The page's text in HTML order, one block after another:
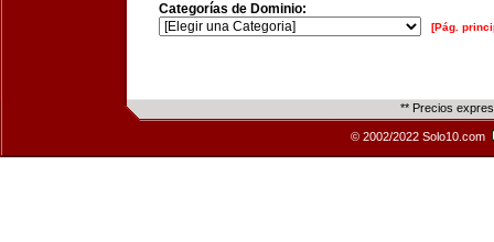
Categorías de Dominio:
[Pág.
** Precios
© 2002/2022 Solo10.com